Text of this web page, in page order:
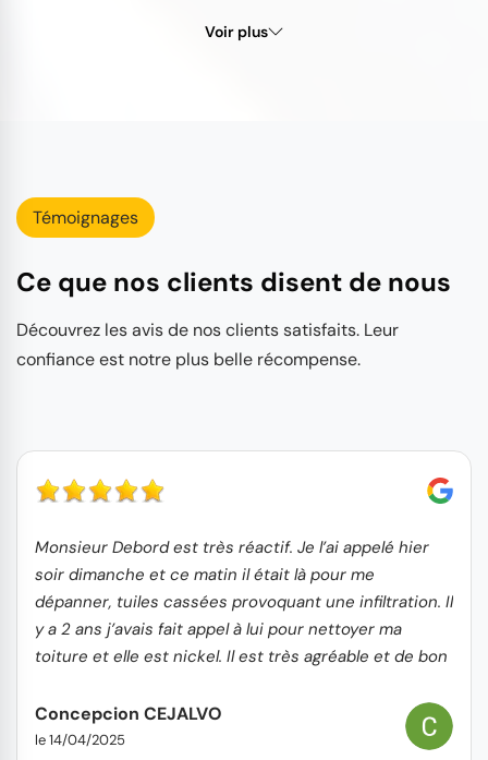
Voir plus
Témoignages
Ce que nos clients disent de nous
Découvrez les avis de nos clients satisfaits. Leur
confiance est notre plus belle récompense.
Monsieur Debord est très réactif. Je l’ai appelé hier
soir dimanche et ce matin il était là pour me
dépanner, tuiles cassées provoquant une infiltration. Il
y a 2 ans j’avais fait appel à lui pour nettoyer ma
toiture et elle est nickel. Il est très agréable et de bon
Concepcion CEJALVO
le 14/04/2025